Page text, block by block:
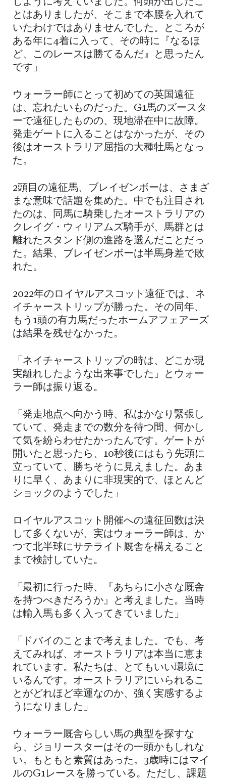
じように考えていました。何頭か出したこ
とはありましたが、そこまで本腰を入れて
いたわけではありませんでした。ところが
ある年に4着に入って、その時に『なるほ
ど、このレースは勝てるんだ』と思ったん
です」
ウォーラー師にとって初めての英国遠征
は、忘れたいものだった。G1馬のズースタ
ーで遠征したものの、現地滞在中に故障。
発走ゲートに入ることはなかったが、その
後はオーストラリア屈指の大種牡馬となっ
た。
2頭目の遠征馬、ブレイゼンボーは、さまざ
まな意味で話題を集めた。中でも注目され
たのは、同馬に騎乗したオーストラリアの
クレイグ・ウィリアムズ騎手が、馬群とは
離れたスタンド側の進路を選んだことだっ
た。結果、ブレイゼンボーは半馬身差で敗
れた。
2022年のロイヤルアスコット遠征では、ネ
イチャーストリップが勝った。その同年、
もう1頭の有力馬だったホームアフェアーズ
は結果を残せなかった。
「ネイチャーストリップの時は、どこか現
実離れしたような出来事でした」とウォー
ラー師は振り返る。
「発走地点へ向かう時、私はかなり緊張し
ていて、発走までの数分を待つ間、何かし
て気を紛らわせたかったんです。ゲートが
開いたと思ったら、10秒後にはもう先頭に
立っていて、勝ちそうに見えました。あま
りに早く、あまりに非現実的で、ほとんど
ショックのようでした」
ロイヤルアスコット開催への遠征回数は決
して多くないが、実はウォーラー師は、か
つて北半球にサテライト厩舎を構えること
まで検討していた。
「最初に行った時、『あちらに小さな厩舎
を持つべきだろうか』と考えました。当時
は輸入馬も多く入ってきていました」
「ドバイのことまで考えました。でも、考
えてみれば、オーストラリアは本当に恵ま
れています。私たちは、とてもいい環境に
いるんです。オーストラリアにいられるこ
とがどれほど幸運なのか、強く実感するよ
うになりました」
ウォーラー厩舎らしい馬の典型を探すな
ら、ジョリースターはその一頭かもしれな
い。もともと素質はあった。3歳時にはマイ
ルのG1レースを勝っている。ただし、課題